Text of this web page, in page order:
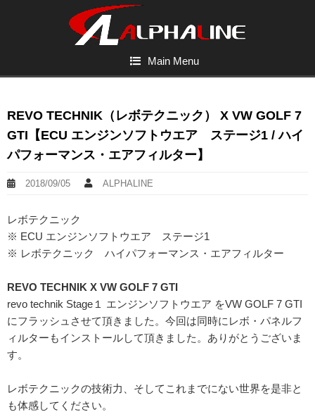
Main Menu
REVO TECHNIK（レボテクニック） X VW GOLF 7
GTI【ECU エンジンソフトウエア ステージ1 / ハイ
パフォーマンス・エアフィルター】
2018/09/05 ALPHALINE
レボテクニック
※ ECU エンジンソフトウエア ステージ1
※ レボテクニック ハイパフォーマンス・エアフィルター
REVO TECHNIK X VW GOLF 7 GTI
revo technik Stage１ エンジンソフトウエア をVW GOLF 7 GTI
にフラッシュさせて頂きました。今回は同時にレボ・パネルフ
ィルターもインストールして頂きました。ありがとうございま
す。
レボテクニックの技術力、そしてこれまでにない世界を是非と
も体感してください。